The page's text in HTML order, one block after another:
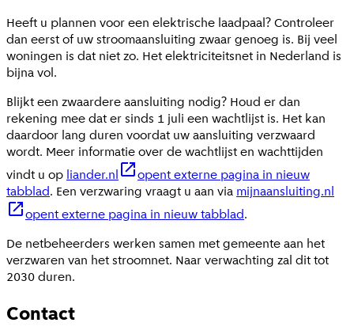
Heeft u plannen voor een elektrische laadpaal? Controleer
dan eerst of uw stroomaansluiting zwaar genoeg is. Bij veel
woningen is dat niet zo. Het elektriciteitsnet in Nederland is
bijna vol.
Blijkt een zwaardere aansluiting nodig? Houd er dan
rekening mee dat er sinds 1 juli een wachtlijst is. Het kan
daardoor lang duren voordat uw aansluiting verzwaard
wordt. Meer informatie over de wachtlijst en wachttijden
vindt u op liander.nl
opent externe pagina in nieuw
tabblad. Een verzwaring vraagt u aan via mijnaansluiting.nl
opent externe pagina in nieuw tabblad.
De netbeheerders werken samen met gemeente aan het
verzwaren van het stroomnet. Naar verwachting zal dit tot
2030 duren.
Contact